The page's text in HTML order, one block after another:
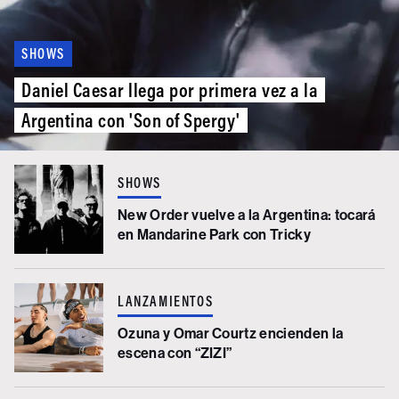
SHOWS
Daniel Caesar llega por primera vez a la
Argentina con 'Son of Spergy'
SHOWS
New Order vuelve a la Argentina: tocará
en Mandarine Park con Tricky
LANZAMIENTOS
Ozuna y Omar Courtz encienden la
escena con “ZIZI”